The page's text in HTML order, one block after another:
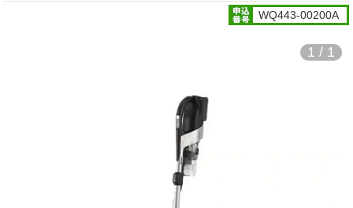
WQ443-00200A
1 / 1